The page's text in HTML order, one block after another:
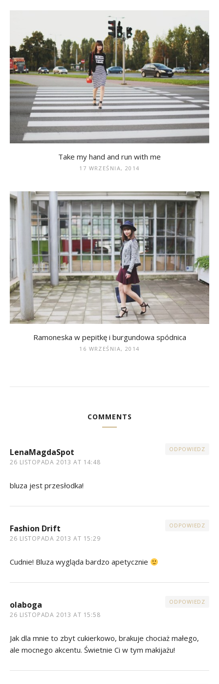
Take my hand and run with me
17 WRZEŚNIA, 2014
Ramoneska w pepitkę i burgundowa spódnica
16 WRZEŚNIA, 2014
COMMENTS
LenaMagdaSpot
26 LISTOPADA 2013 AT 14:48
ODPOWIEDZ
bluza jest przesłodka!
Fashion Drift
26 LISTOPADA 2013 AT 15:29
ODPOWIEDZ
Cudnie! Bluza wygląda bardzo apetycznie
olaboga
26 LISTOPADA 2013 AT 15:58
ODPOWIEDZ
Jak dla mnie to zbyt cukierkowo, brakuje chociaż małego,
ale mocnego akcentu. Świetnie Ci w tym makijażu!